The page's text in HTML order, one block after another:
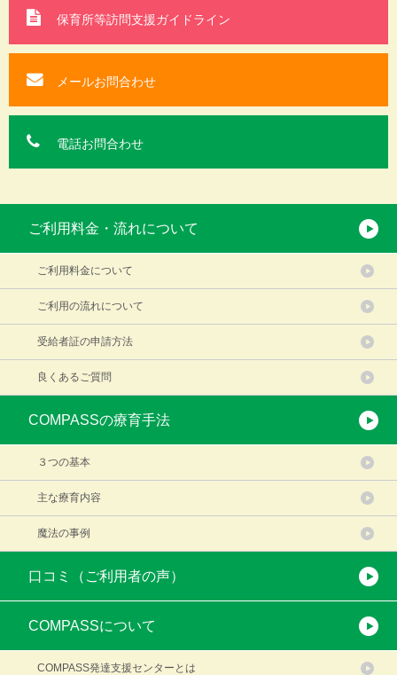
ご利用料金・流れについて
ご利用料金について
ご利用の流れについて
受給者証の申請方法
良くあるご質問
COMPASSの療育手法
３つの基本
主な療育内容
魔法の事例
口コミ（ご利用者の声）
COMPASSについて
COMPASS発達支援センターとは
保育所等訪問支援ガイドライン
メールお問合わせ
電話お問合わせ